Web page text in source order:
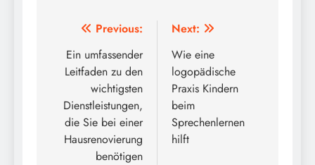
Post
navigation
Previous:
Ein umfassender
Leitfaden zu den
wichtigsten
Dienstleistungen,
die Sie bei einer
Hausrenovierung
benötigen
Next:
Wie eine
logopädische
Praxis Kindern
beim
Sprechenlernen
hilft